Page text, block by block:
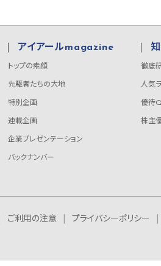
アイアールmagazine
トップの素顔
先駆者たちの大地
特別企画
連載企画
企業プレゼンテーション
バックナンバー
徹底
人気
優待
株主
ご利用の注意 プライバシーポリシー